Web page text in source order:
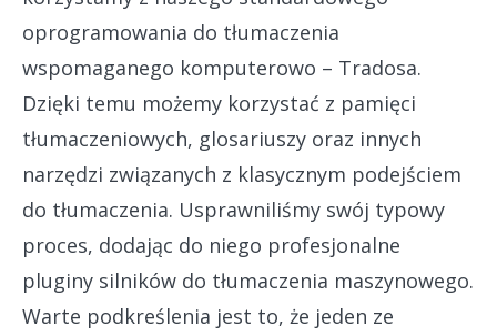
oprogramowania do tłumaczenia
wspomaganego komputerowo – Tradosa.
Dzięki temu możemy korzystać z pamięci
tłumaczeniowych, glosariuszy oraz innych
narzędzi związanych z klasycznym podejściem
do tłumaczenia. Usprawniliśmy swój typowy
proces, dodając do niego profesjonalne
pluginy silników do tłumaczenia maszynowego.
Warte podkreślenia jest to, że jeden ze